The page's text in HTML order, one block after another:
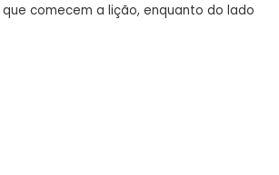
comecem a lição, enquanto do lado